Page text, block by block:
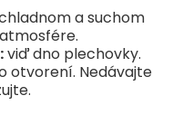
a suchom
viď dno plechovky.
otvorení. Nedávajte